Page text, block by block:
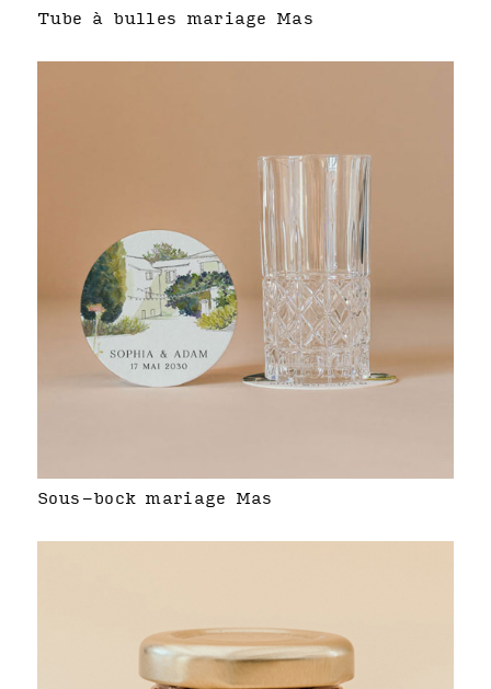
Tube à bulles mariage Mas
Sous-bock mariage Mas